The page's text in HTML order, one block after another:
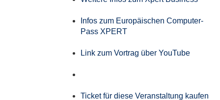
Infos zum Europäischen Computer-
Pass XPERT
Link zum Vortrag über YouTube
Ticket für diese Veranstaltung kaufen